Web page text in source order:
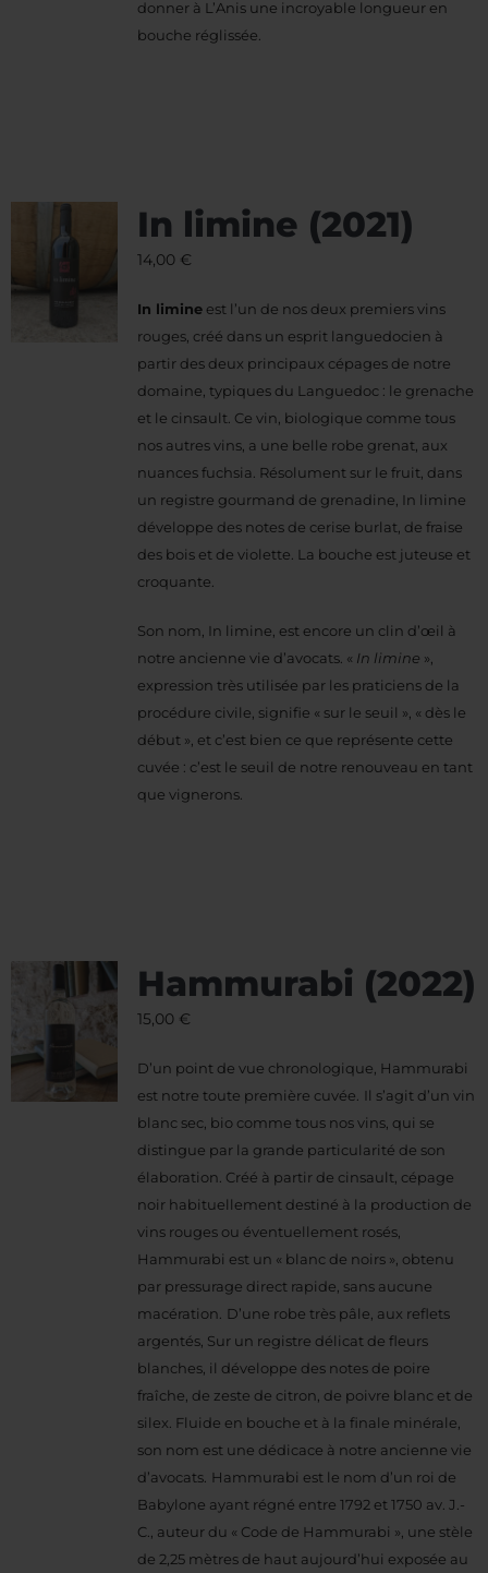
donner à L’Anis une incroyable longueur en
bouche réglissée.
In limine (2021)
14,00 €
In limineest l’un de nos deux premiers vins
rouges, créé dans un esprit languedocien à
partir des deux principaux cépages de notre
domaine, typiques du Languedoc : le grenache
et le cinsault. Ce vin, biologique comme tous
nos autres vins, a une belle robe grenat, aux
nuances fuchsia. Résolument sur le fruit, dans
un registre gourmand de grenadine, In limine
développe des notes de cerise burlat, de fraise
des bois et de violette. La bouche est juteuse et
croquante.
Son nom, In limine, est encore un clin d’œil à
notre ancienne vie d’avocats. « In limine »,
expression très utilisée par les praticiens de la
procédure civile, signifie « sur le seuil », « dès le
début », et c’est bien ce que représente cette
cuvée : c’est le seuil de notre renouveau en tant
que vignerons.
Hammurabi (2022)
15,00 €
D’un point de vue chronologique, Hammurabi
est notre toute première cuvée. Il s’agit d’un vin
blanc sec, bio comme tous nos vins, qui se
distingue par la grande particularité de son
élaboration. Créé à partir de cinsault, cépage
noir habituellement destiné à la production de
vins rouges ou éventuellement rosés,
Hammurabi est un « blanc de noirs », obtenu
par pressurage direct rapide, sans aucune
macération. D’une robe très pâle, aux reflets
argentés, Sur un registre délicat de fleurs
blanches, il développe des notes de poire
fraîche, de zeste de citron, de poivre blanc et de
silex. Fluide en bouche et à la finale minérale,
son nom est une dédicace à notre ancienne vie
d’avocats. Hammurabi est le nom d’un roi de
Babylone ayant régné entre 1792 et 1750 av. J.-
C., auteur du « Code de Hammurabi », une stèle
de 2,25 mètres de haut aujourd’hui exposée au